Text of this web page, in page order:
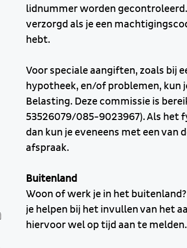
lidnummer worden
verzorgd als je een
hebt.
Voor speciale aangiften, zoals bij
hypotheek, en/of problemen, kun
Belasting. Deze commissie is
53526079/085-9023967). Als het
dan kun je eveneens met een van
afspraak.
Buitenland
Woon of werk je in het
je helpen bij het invullen van het
hiervoor wel op tijd aan te melden.